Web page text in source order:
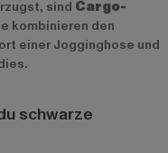
sind Cargo-
kombinieren den
einer Jogginghose und
schwarze